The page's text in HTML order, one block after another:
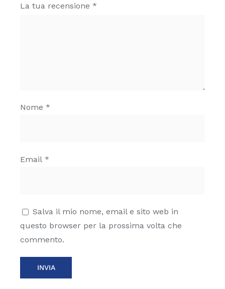
La tua recensione *
Nome *
Email *
Salva il mio nome, email e sito web in
questo browser per la prossima volta che
commento.